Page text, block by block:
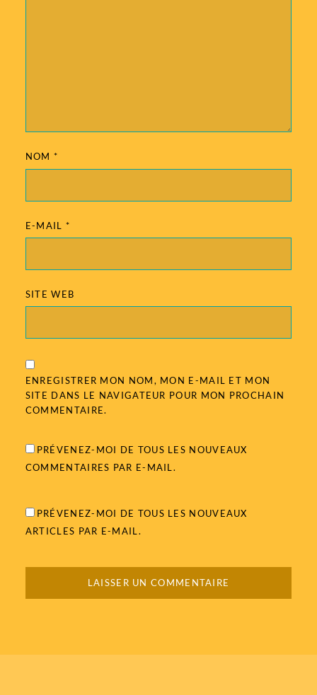
NOM*
E-MAIL *
SITE WEB
ENREGISTRER MON NOM, MON E-MAIL ET MON
SITE DANS LE NAVIGATEUR POUR MON PROCHAIN
COMMENTAIRE.
PRÉVENEZ-MOI DE TOUS LES NOUVEAUX
COMMENTAIRES PAR E-MAIL.
PRÉVENEZ-MOI DE TOUS LES NOUVEAUX
ARTICLES PAR E-MAIL.